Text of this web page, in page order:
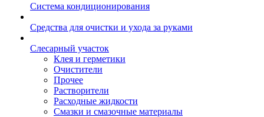
Система кондиционирования
Средства для очистки и ухода за руками
Слесарный участок
Клея и герметики
Очистители
Прочее
Растворители
Расходные жидкости
Смазки и смазочные материалы